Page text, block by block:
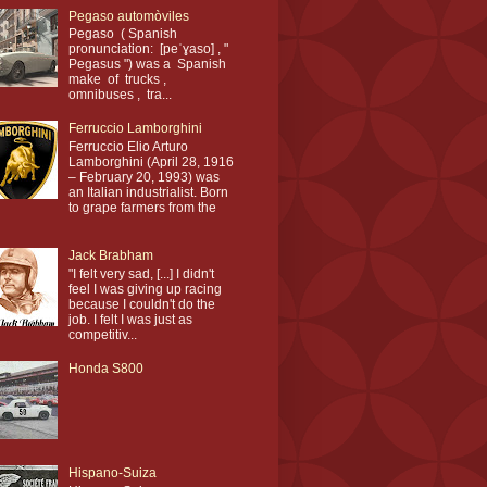
Pegaso automòviles
Pegaso ( Spanish
pronunciation: [peˈɣaso] , "
Pegasus ") was a Spanish
make of trucks ,
omnibuses , tra...
Ferruccio Lamborghini
Ferruccio Elio Arturo
Lamborghini (April 28, 1916
– February 20, 1993) was
an Italian industrialist. Born
to grape farmers from the
Jack Brabham
"I felt very sad, [...] I didn't
feel I was giving up racing
because I couldn't do the
job. I felt I was just as
competitiv...
Honda S800
Hispano-Suiza